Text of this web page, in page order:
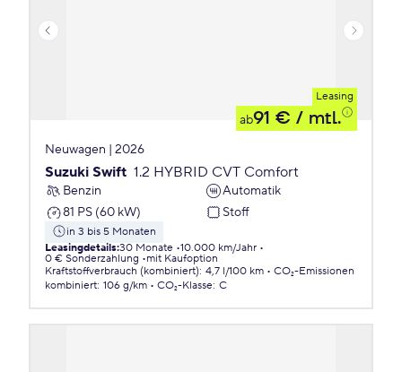
Leasing
ab91 € / mtl.
Neuwagen | 2026
Suzuki Swift 1.2 HYBRID CVT Comfort
Benzin
Automatik
81 PS (60 kW)
Stoff
in 3 bis 5 Monaten
Leasingdetails:30 Monate 10.000 km/Jahr
0 € Sonderzahlung
mit Kaufoption
Kraftstoffverbrauch (kombiniert): 4,7 l/100 km
CO₂-Emissionen
kombiniert: 106 g/km CO₂-Klasse: C